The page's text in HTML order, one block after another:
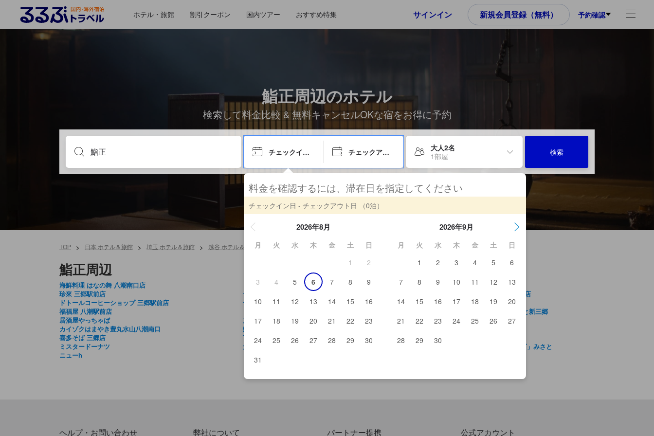
ホテル・旅館 割引クーポン 国内ツアー おすすめ特集 サインイン 新規会員登録（無料） 予約確認
鮨正周辺のホテル
検索して料金比較 & 無料キャンセルOKな宿をお得に予約
チェックイン日 チェックアウト日
大人2名
1部屋
検索
料金を確認するには、滞在日を指定してください
チェックイン日 - チェックアウト日 （0泊）
2026年8月
月 火 水 木 金 土
日
1
2
3
4 5 6 7 8
9
10
11 12 13 14 15
16
17
18 19 20 21 22
23
24
25 26 27 28 29
30
31
2026年9月
月 火 水 木 金 土
日
1
2 3 4 5
6
7
8 9 10 11 12
13
14
15 16 17 18 19
20
21
22 23 24 25 26
27
28
29 30
TOP > 日本 ホテル＆旅館 > 埼玉 ホテル＆旅館 > 越谷 ホテル＆旅館 鮨正
鮨正周辺
海鮮料理 はなの舞 八潮南口店
珍來 三郷駅前店
ドトールコーヒーショップ 三郷駅前店
福福屋 八潮駅前店
居酒屋やっちゃば
カイゾクはまやき豊丸水山八潮南口
喜多そば 三郷店
ミスタードーナツ
ニューh
日本海 庄や 八潮店
サンマルクカフェフレスポやしおてん
七輪美里北口駅前
茂直
鮨正
Tail Slide
たつみ
やきとりや鳥貴族八潮
全席個室ダイニング 忍家 八潮駅前店
八潮中央総合病院
三井ショッピングパーク ららぽーと新三郷
みさと公園
中川やしおフラワーパーク
野天湯元・湯快爽快「湯けむり横丁」みさと
ヘルプ・お問い合わせ 弊社について パートナー提携 公式アカウント